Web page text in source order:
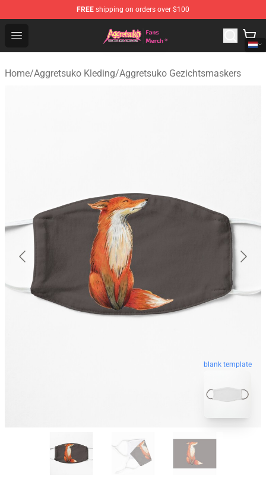
FREE shipping on orders over $100
Open menu
Aggretsuko Store - Official Aggretsuko Merchandise
Home/Aggretsuko Kleding/Aggretsuko Gezichtsmaskers
blank template